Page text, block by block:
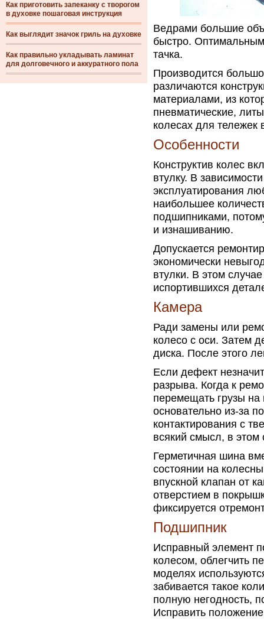
Как приготовить запеканку с творогом
в духовке пошаговая инструкция
Как выглядит значок гриль на духовке
Как правильно укладывать ламинат
для долговечного и аккуратного пола
Ведрами большие
быстро.
тачка.
Производится
различаются
материалами, из
пневматические,
колесах для тележек
Особенности
Конструктив колес
втулку. В
эксплуатирования
наибольшее
подшипниками,
и изнашиванию.
Допускается
экономически
втулки. В этом
испортившихся
Камера
Ради замены или
колесо с оси. Затем
диска. После этого
Если дефект
разрыва. Когда к
перемещать грузы на
основательно из-за
контактирования с
всякий смысл, в этом
Герметичная шина
состоянии на
впускной клапан от
отверстием в
фиксируется
Подшипник
Исправный элемент
колесом, облегчить
моделях
забивается такое
полную негодность,
Исправить